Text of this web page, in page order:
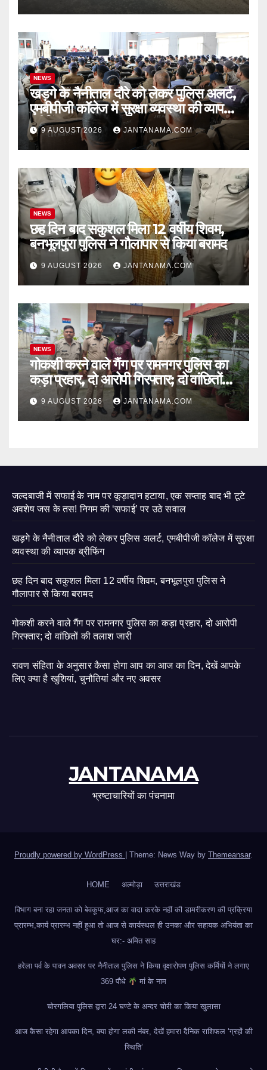
NEWS
खड़गे के नैनीताल दौरे को लेकर पुलिस अलर्ट,
एमबीपीजी कॉलेज में सुरक्षा व्यवस्था की व्यापक
ब्रीफिंग
9 AUGUST 2026 JANTANAMA.COM
NEWS
छह दिन बाद सकुशल मिला 12 वर्षीय शिवम,
बनभूलपुरा पुलिस ने गौलापार से किया बरामद
9 AUGUST 2026 JANTANAMA.COM
NEWS
गोकशी करने वाले गैंग पर रामनगर पुलिस का
कड़ा प्रहार, दो आरोपी गिरफ्तार; दो वांछितों
की तलाश जारी
9 AUGUST 2026 JANTANAMA.COM
जल्दबाजी में सफाई के नाम पर कूड़ादान हटाया, एक सप्ताह बाद भी टूटे
अवशेष जस के तस! निगम की ‘सफाई’ पर उठे सवाल
खड़गे के नैनीताल दौरे को लेकर पुलिस अलर्ट, एमबीपीजी कॉलेज में सुरक्षा
व्यवस्था की व्यापक ब्रीफिंग
छह दिन बाद सकुशल मिला 12 वर्षीय शिवम, बनभूलपुरा पुलिस ने
गौलापार से किया बरामद
गोकशी करने वाले गैंग पर रामनगर पुलिस का कड़ा प्रहार, दो आरोपी
गिरफ्तार; दो वांछितों की तलाश जारी
रावण संहिता के अनुसार कैसा होगा आप का आज का दिन, देखें आपके
लिए क्या है खुशियां, चुनौतियां और नए अवसर
JANTANAMA
भ्रष्टाचारियों का पंचनामा
Proudly powered by WordPress Theme: News Way by Themeansar.
HOME अल्मोड़ा उत्तराखंड
विभाग बना रहा जनता को बेवकूफ,आज का वादा करके नहीं की डामरीकरण की प्रक्रिया
प्रारम्भ,कार्य प्रारम्भ नहीं हुआ तो आज से कार्यस्थल ही उनका और सहायक अभियंता का
घर:- अमित साह
हरेला पर्व के पावन अवसर पर नैनीताल पुलिस ने किया वृक्षारोपण पुलिस कर्मियों ने लगाए
369 पौधे
मां के नाम
चोरगलिया पुलिस द्वारा 24 घण्टे के अन्दर चोरी का किया खुलासा
आज कैसा रहेगा आपका दिन, क्या होगा लकी नंबर, देखें हमारा दैनिक राशिफल ‘ग्रहों की
स्थिति’